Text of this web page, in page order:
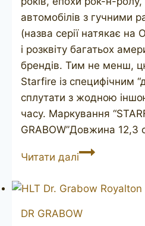
автомобілів з гучними
(назва серії натякає
і розквіту багатьох
брендів. Тим не менш,
Starfire із специфічним
сплутати з жодною
часу. Маркування
GRABOW”Довжина 12,3
Читати даліDR
Starfire
DR GRABOW